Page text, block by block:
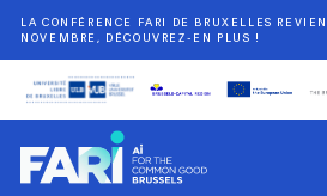
LA CONFÉRENCE FARI DE BRUXELLES
NOVEMBRE, DÉCOUVREZ-EN PLUS !